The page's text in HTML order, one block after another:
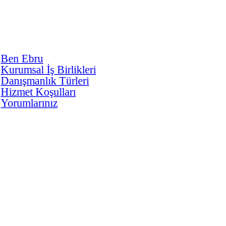
Ben Ebru
Kurumsal İş Birlikleri
Danışmanlık Türleri
Hizmet Koşulları
Yorumlarınız